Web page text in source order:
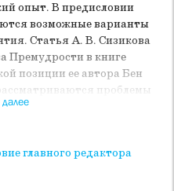
опыт. В предисловии
возможные варианты
Статья А. В. Сизикова
Премудрости в книге
позиции ее автора Бен
проблемы
Русской церкви
и мыслителей XIX —
как понятие
проявлением
далее
главного редактора